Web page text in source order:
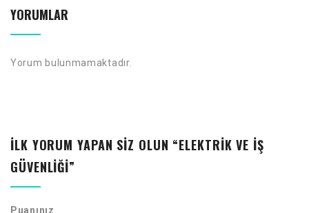
YORUMLAR
Yorum bulunmamaktadır.
İLK YORUM YAPAN SIZ OLUN “ELEKTRIK VE İŞ
GÜVENLIĞI”
Puanınız